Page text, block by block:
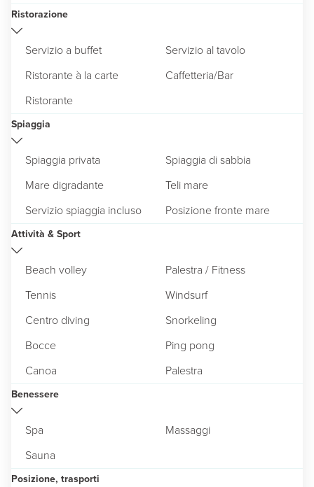
Ristorazione
Servizio a buffet
Servizio al tavolo
Ristorante à la carte
Caffetteria/Bar
Ristorante
Spiaggia
Spiaggia privata
Spiaggia di sabbia
Mare digradante
Teli mare
Servizio spiaggia incluso
Posizione fronte mare
Attività & Sport
Beach volley
Palestra / Fitness
Tennis
Windsurf
Centro diving
Snorkeling
Bocce
Ping pong
Canoa
Palestra
Benessere
Spa
Massaggi
Sauna
Posizione, trasporti